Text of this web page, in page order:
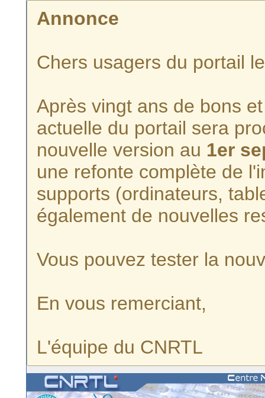
Annonce
Chers usagers du portail
Après vingt ans de bons
actuelle du portail sera
nouvelle version au 1er
une refonte complète de
supports (ordinateurs,
également de nouvelles
Vous pouvez tester la
En vous remerciant,
L'équipe du CNRTL